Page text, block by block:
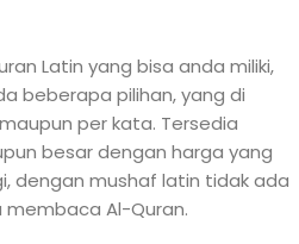
Latin yang bisa anda miliki,
beberapa pilihan, yang di
per kata. Tersedia
besar dengan harga yang
dengan mushaf latin tidak ada
Al-Quran.